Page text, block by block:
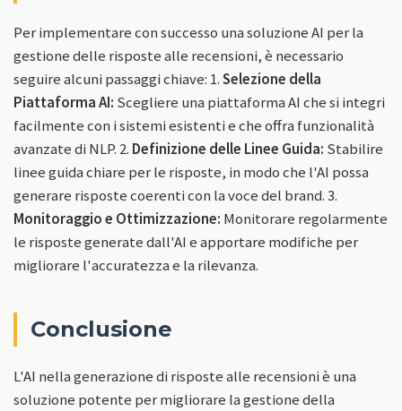
Per implementare con successo una soluzione AI per la
gestione delle risposte alle recensioni, è necessario
seguire alcuni passaggi chiave: 1.Selezione della
Piattaforma AI: Scegliere una piattaforma AI che si integri
facilmente con i sistemi esistenti e che offra funzionalità
avanzate di NLP. 2. Definizione delle Linee Guida: Stabilire
linee guida chiare per le risposte, in modo che l'AI possa
generare risposte coerenti con la voce del brand. 3.
Monitoraggio e Ottimizzazione: Monitorare regolarmente
le risposte generate dall'AI e apportare modifiche per
migliorare l'accuratezza e la rilevanza.
Conclusione
L'AI nella generazione di risposte alle recensioni è una
soluzione potente per migliorare la gestione della